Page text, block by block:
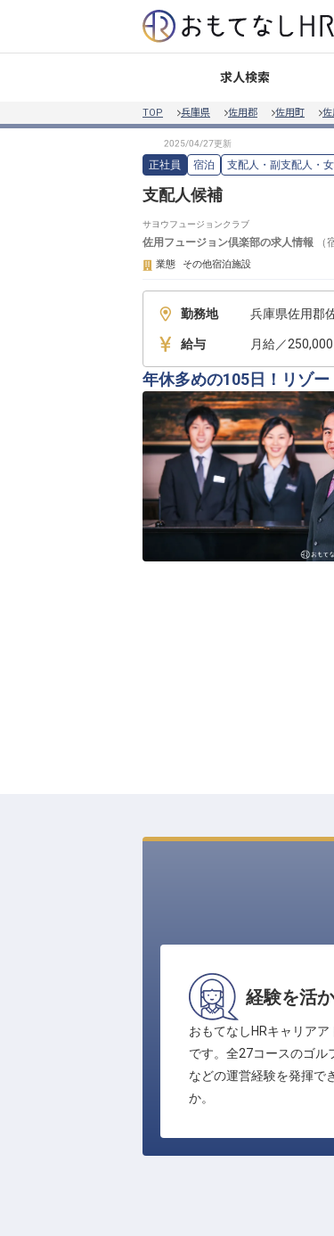
求人検索
TOP 兵庫県 佐用郡 佐用町 佐
正社員 宿泊 支配人・副支配人・
支配人候補
サヨウフュージョンクラブ
佐用フュージョン倶楽部の求人情報 （
業態 その他宿泊施設
勤務地 兵庫県佐用郡
給与 月給／
年休多めの105日！リゾ
経験を活
おもてなしHRキャリア
です。全27コースのゴル
などの運営経験を発揮で
か。